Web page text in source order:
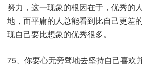
努力，这一现象的根因在于，优秀的
地，而平庸的人总能看到比自己更差
现自己要比想象的优秀很多。
75、你要心无旁骛地去坚持自己喜欢